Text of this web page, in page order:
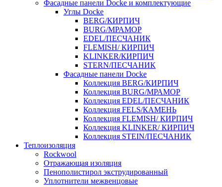
Фасадные панели Docke и комплектующие
Углы Docke
BERG/КИРПИЧ
BURG/МРАМОР
EDEL/ПЕСЧАНИК
FLEMISH/ КИРПИЧ
KLINKER/КИРПИЧ
STERN/ПЕСЧАНИК
Фасадные панели Docke
Коллекция BERG/КИРПИЧ
Коллекция BURG/МРАМОР
Коллекция EDEL/ПЕСЧАНИК
Коллекция FELS/КАМЕНЬ
Коллекция FLEMISH/ КИРПИЧ
Коллекция KLINKER/ КИРПИЧ
Коллекция STEIN/ПЕСЧАНИК
Теплоизоляция
Rockwool
Отражающая изоляция
Пенополистирол экструдированный
Уплотнители межвенцовые